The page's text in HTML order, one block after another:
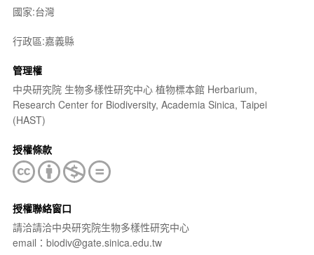
國家:台灣
行政區:嘉義縣
管理權
中央研究院 生物多樣性研究中心 植物標本館 Herbarium,
Research Center for Biodiversity, Academia Sinica, Taipei
(HAST)
授權條款
授權聯絡窗口
請洽請洽中央研究院生物多樣性研究中心
email：biodiv@gate.sinica.edu.tw